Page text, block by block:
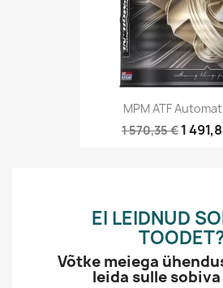
MPM ATF
1 570,35 € 1
EI LEIDNUD
Võtke meiega
leida sulle